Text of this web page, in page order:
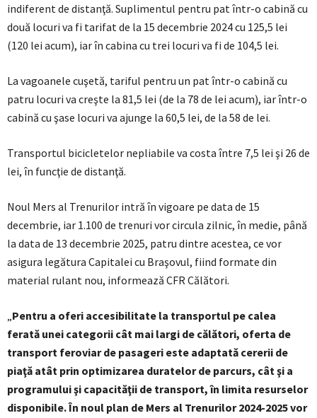
indiferent de distanţă. Suplimentul pentru pat într-o cabină cu
două locuri va fi tarifat de la 15 decembrie 2024 cu 125,5 lei
(120 lei acum), iar în cabina cu trei locuri va fi de 104,5 lei.
La vagoanele cuşetă, tariful pentru un pat într-o cabină cu
patru locuri va creşte la 81,5 lei (de la 78 de lei acum), iar într-o
cabină cu şase locuri va ajunge la 60,5 lei, de la 58 de lei.
Transportul bicicletelor nepliabile va costa între 7,5 lei şi 26 de
lei, în funcţie de distanţă.
Noul Mers al Trenurilor intră în vigoare pe data de 15
decembrie, iar 1.100 de trenuri vor circula zilnic, în medie, până
la data de 13 decembrie 2025, patru dintre acestea, ce vor
asigura legătura Capitalei cu Braşovul, fiind formate din
material rulant nou, informează CFR Călători.
„Pentru a oferi accesibilitate la transportul pe calea
ferată unei categorii cât mai largi de călători, oferta de
transport feroviar de pasageri este adaptată cererii de
piaţă atât prin optimizarea duratelor de parcurs, cât şi a
programului şi capacităţii de transport, în limita resurselor
disponibile. În noul plan de Mers al Trenurilor 2024-2025 vor